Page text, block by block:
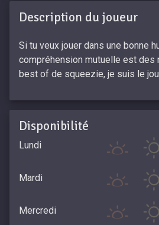
Description du joueur
Si tu veux jouer dans une bonne
compréhension mutuelle est des
best of de squeezie, je suis le
Disponibilité
Lundi
Mardi
Mercredi